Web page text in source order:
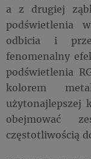
a z drugiej
podświetlenia
odbicia i
fenomenalny
podświetlenia
kolorem
użytonajlepszej
obejmować
częstotliwością